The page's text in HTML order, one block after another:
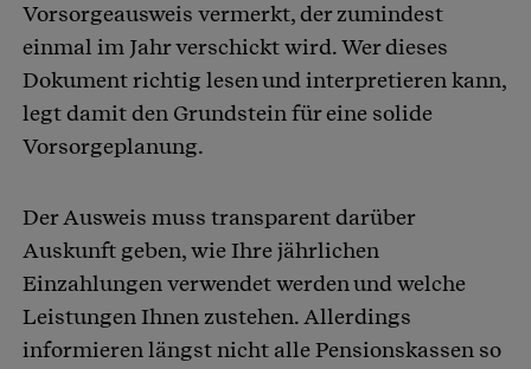
Vorsorgeausweis vermerkt, der zumindest
einmal im Jahr verschickt wird. Wer dieses
Dokument richtig lesen und interpretieren kann,
legt damit den Grundstein für eine solide
Vorsorgeplanung.
Der Ausweis muss transparent darüber
Auskunft geben, wie Ihre jährlichen
Einzahlungen verwendet werden und welche
Leistungen Ihnen zustehen. Allerdings
informieren längst nicht alle Pensionskassen so